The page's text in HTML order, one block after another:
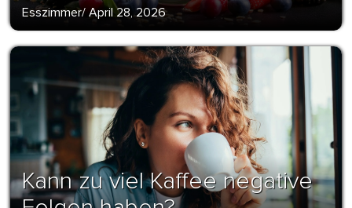
Esszimmer/April 28, 2026
Kann zu viel Kaffee negative